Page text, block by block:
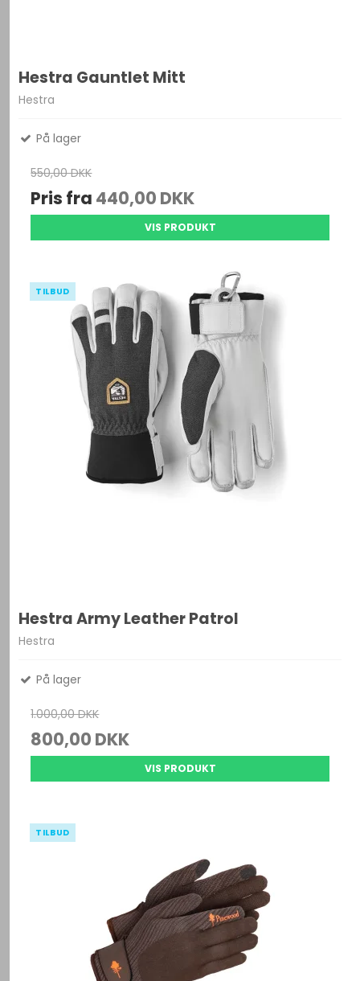
Hestra Gauntlet Mitt
Hestra
På lager
550,00 DKK
Pris fra 440,00 DKK
VIS PRODUKT
TILBUD
Hestra Army Leather Patrol
Hestra
På lager
1.000,00 DKK
800,00 DKK
VIS PRODUKT
TILBUD